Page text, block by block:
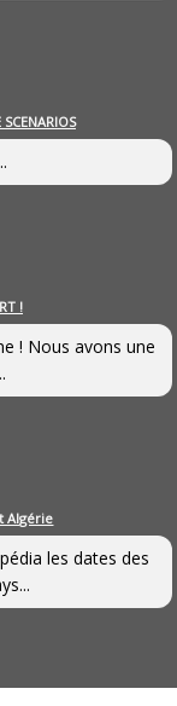
SCENARIOS
!
! Nous avons une
Algérie
les dates des